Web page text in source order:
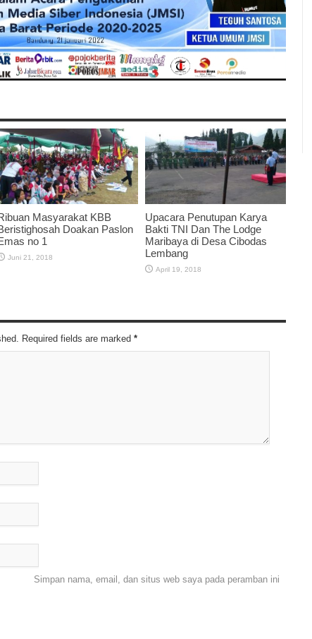
Masyarakat KBB
Doakan Paslon
no 1
Juni 21, 2018
Upacara Penutupan Karya
Bakti TNI Dan The Lodge
Maribaya di Desa Cibodas
Lembang
April 19, 2018
Required fields are marked *
Simpan nama, email, dan situs web saya pada peramban ini